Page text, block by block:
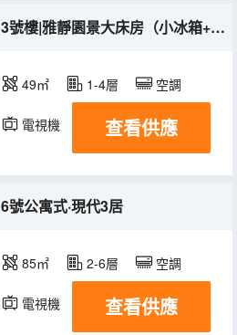
3號樓|雅靜園景大床房（小冰箱+加濕器+熨燙機）
49㎡ 1-4層 空調
電視機 查看供應
6號公寓式·現代3居
85㎡ 2-6層 空調
電視機 冰箱
查看供應